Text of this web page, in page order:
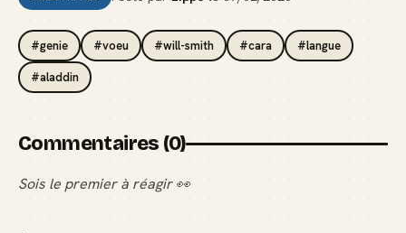
#genie #voeu #will-smith #cara #langue
#aladdin
Commentaires (0)
Sois le premier à réagir 👀